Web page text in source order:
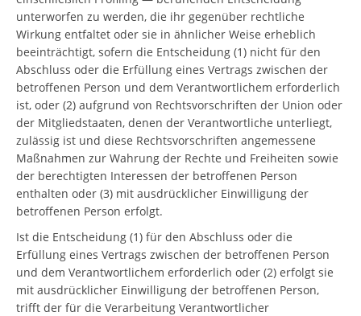
unterworfen zu werden, die ihr gegenüber rechtliche
Wirkung entfaltet oder sie in ähnlicher Weise erheblich
beeinträchtigt, sofern die Entscheidung (1) nicht für den
Abschluss oder die Erfüllung eines Vertrags zwischen der
betroffenen Person und dem Verantwortlichem erforderlich
ist, oder (2) aufgrund von Rechtsvorschriften der Union oder
der Mitgliedstaaten, denen der Verantwortliche unterliegt,
zulässig ist und diese Rechtsvorschriften angemessene
Maßnahmen zur Wahrung der Rechte und Freiheiten sowie
der berechtigten Interessen der betroffenen Person
enthalten oder (3) mit ausdrücklicher Einwilligung der
betroffenen Person erfolgt.
Ist die Entscheidung (1) für den Abschluss oder die
Erfüllung eines Vertrags zwischen der betroffenen Person
und dem Verantwortlichem erforderlich oder (2) erfolgt sie
mit ausdrücklicher Einwilligung der betroffenen Person,
trifft der für die Verarbeitung Verantwortlicher